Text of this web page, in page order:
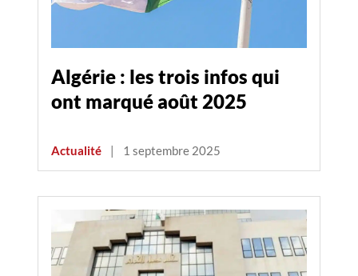
Algérie : les trois infos qui
ont marqué août 2025
Actualité | 1 septembre 2025